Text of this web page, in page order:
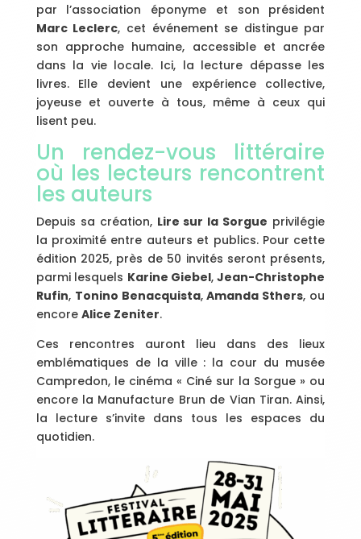
par l’association éponyme et son président
Marc Leclerc, cet événement se distingue par
son approche humaine, accessible et ancrée
dans la vie locale. Ici, la lecture dépasse les
livres. Elle devient une expérience collective,
joyeuse et ouverte à tous, même à ceux qui
lisent peu.
Un rendez-vous littéraire
où les lecteurs rencontrent
les auteurs
Depuis sa création, Lire sur la Sorgue privilégie
la proximité entre auteurs et publics. Pour cette
édition 2025, près de 50 invités seront présents,
parmi lesquels Karine Giebel,Jean-Christophe
Rufin, Tonino Benacquista,Amanda Sthers, ou
encore Alice Zeniter.
Ces rencontres auront lieu dans des lieux
emblématiques de la ville : la cour du musée
Campredon, le cinéma « Ciné sur la Sorgue » ou
encore la Manufacture Brun de Vian Tiran. Ainsi,
la lecture s’invite dans tous les espaces du
quotidien.